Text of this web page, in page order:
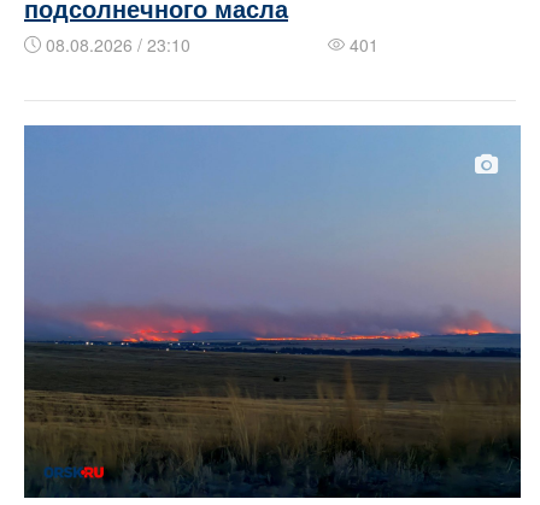
подсолнечного масла
08.08.2026 / 23:10 401